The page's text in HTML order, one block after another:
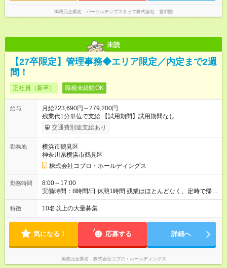
掲載元企業名 パーソルテンプスタッフ株式会社 首都圏
未読
【27卒限定】管理事務◆エリア限定／内定まで2週
間！
正社員（新卒） 職種未経験OK
給与
月給223,690円～279,200円
残業代1分単位で支給 【試用期間】試用期間なし
交通費別途支給あり
勤務地
横浜市鶴見区
神奈川県横浜市鶴見区
株式会社コプロ・ホールディングス
勤務時間
8:00～17:00
実働時間：8時間/日 休憩1時間 残業はほとんどなく、定時で帰れ
る日が多い働き方です。 毎日の業務は進捗管理や事務が中心な
ので、 「今日やるべき仕事」が終われば、自然と区切りをつけ
方を大切にしています。
特徴 10名以上の大量募集
気になる！ 応募する 詳細へ
掲載元企業名 株式会社コプロ・ホールディングス